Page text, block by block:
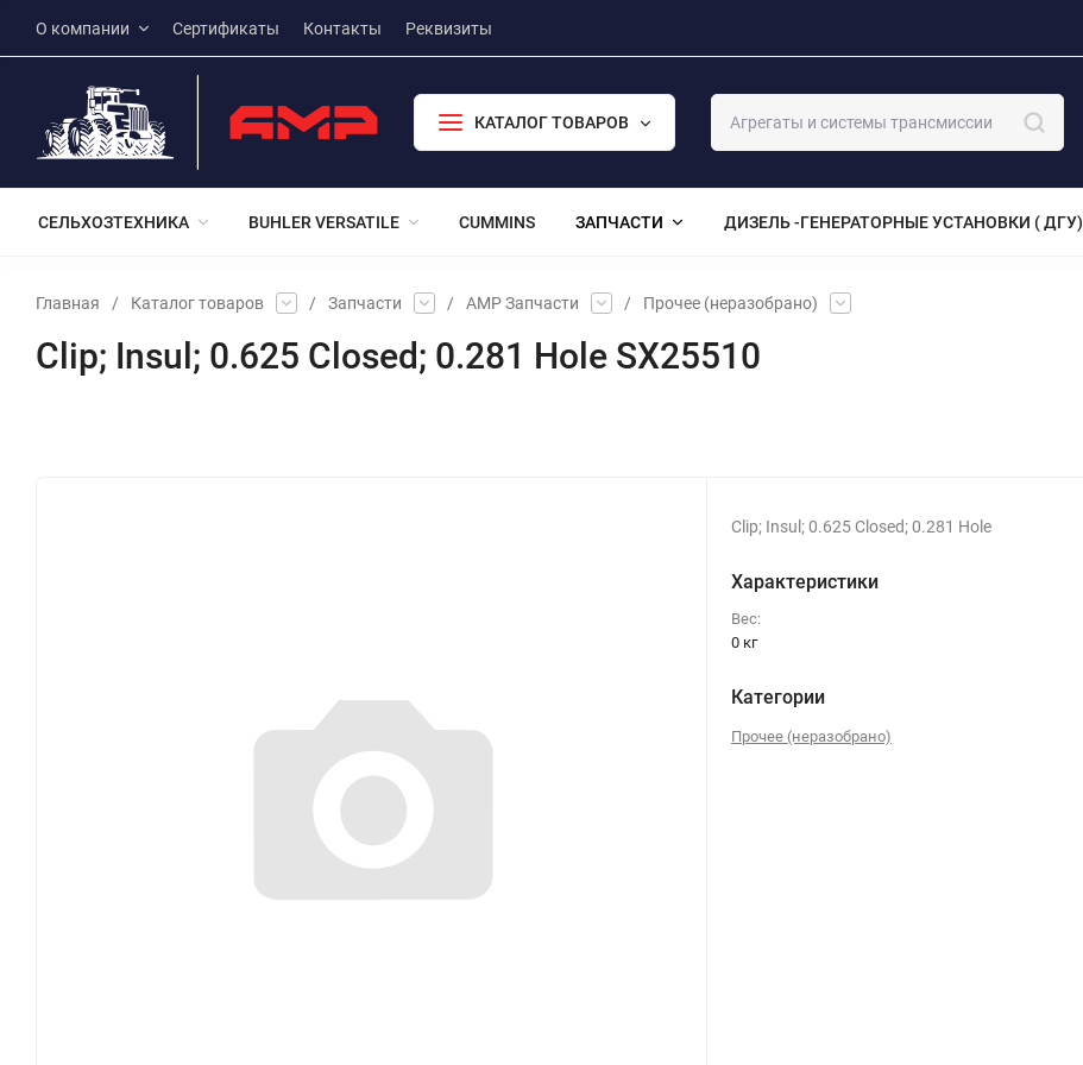
О компании Сертификаты Контакты Реквизиты
КАТАЛОГ ТОВАРОВ
СЕЛЬХОЗТЕХНИКА BUHLER VERSATILE CUMMINS ЗАПЧАСТИ ДИЗЕЛЬ -ГЕНЕРАТОРНЫЕ УСТАНОВКИ ( ДГУ)
Главная / Каталог товаров / Запчасти / АМР Запчасти / Прочее (неразобрано)
Clip; Insul; 0.625 Closed; 0.281 Hole SX25510
Clip; Insul; 0.625 Closed; 0.281 Hole
Характеристики
Вес:
0 кг
Категории
Прочее (неразобрано)